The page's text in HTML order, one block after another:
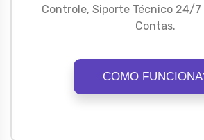
Controle, Siporte Técnico 24/7
Contas.
COMO